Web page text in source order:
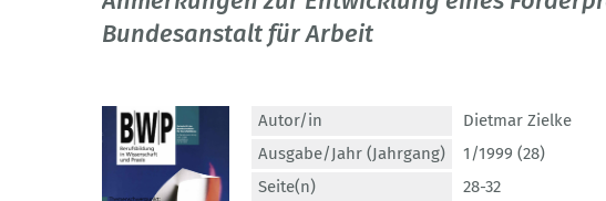
Bundesanstalt für Arbeit
Autor/in
Dietmar Zielke
Ausgabe/Jahr (Jahrgang)
1/1999 (28)
Seite(n)
28-32